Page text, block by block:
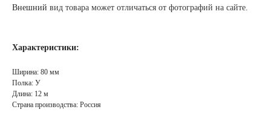
Внешний вид товара может отличаться от фотографий на сайте.
Характеристики:
Ширина: 80 мм
Полка: У
Длина: 12 м
Страна производства: Россия